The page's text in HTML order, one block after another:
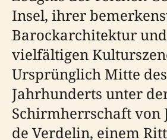
Insel, ihrer
Barockarchitektur
vielfältigen
Ursprünglich Mitte
Jahrhunderts unter
Schirmherrschaft von
de Verdelin, einem